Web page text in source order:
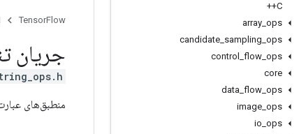
C++
array ops
candidate sampling ops
control
flow ops
core
data flow ops
image ops
io ops
TensorFlow
جریان
منطبق‌های